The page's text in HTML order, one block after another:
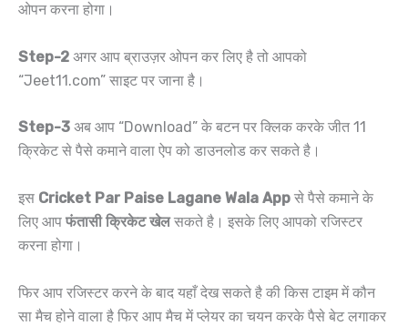
ओपन करना होगा।
Step-2 अगर आप ब्राउज़र ओपन कर लिए है तो आपको
“Jeet11.com” साइट पर जाना है।
Step-3 अब आप “Download” के बटन पर क्लिक करके जीत 11
क्रिकेट से पैसे कमाने वाला ऐप को डाउनलोड कर सकते है।
इस Cricket Par Paise Lagane Wala App से पैसे कमाने के
लिए आप फंतासी क्रिकेट खेलसकते है। इसके लिए आपको रजिस्टर
करना होगा।
फिर आप रजिस्टर करने के बाद यहाँ देख सकते है की किस टाइम में कौन
सा मैच होने वाला है फिर आप मैच में प्लेयर का चयन करके पैसे बेट लगाकर